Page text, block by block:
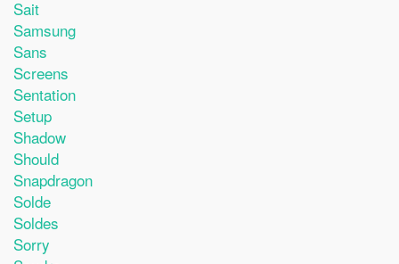
Sait
Samsung
Sans
Screens
Sentation
Setup
Shadow
Should
Snapdragon
Solde
Soldes
Sorry